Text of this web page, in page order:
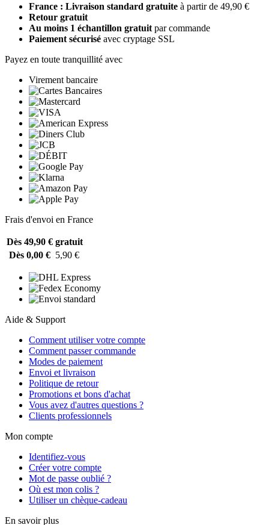
France : Livraison standard gratuite à partir de 49,90 €
Retour gratuit
Au moins 1 échantillon gratuit par commande
Paiement sécurisé avec cryptage SSL
Payez en toute tranquillité avec
Virement bancaire
Frais d'envoi en France
Dès 49,90 € gratuit
Dès 0,00 € 5,90 €
Aide & Support
Comment utiliser votre compte
Comment passer commande
Modes de paiement
Envoi et livraison
Politique de retour
Promotions et bons d'achat
Vous avez d'autres questions ?
Clients professionnels
Mon compte
Identifiez-vous
Créer votre compte
Mot de passe oublié ?
Où est mon colis ?
Utiliser un chèque-cadeau
En savoir plus